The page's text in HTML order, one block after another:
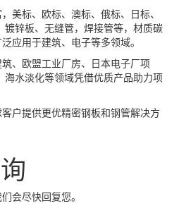
标、欧标、澳标、俄标、日标、
锌板、无缝管，焊接管等，材质碳
应用于建筑、电子等多领域。
、欧盟工业厂房、日本电子厂项
海水淡化等领域凭借优质产品助力项
户提供更优精密钢板和钢管解决方
会尽快回复您。